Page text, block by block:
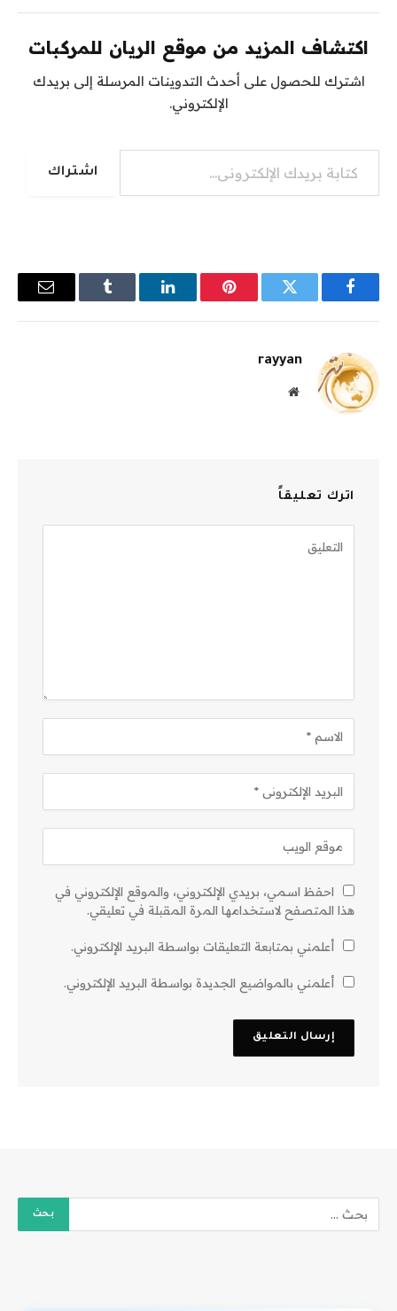
اكتشاف المزيد من موقع الريان للمركبات
اشترك للحصول على أحدث التدوينات المرسلة إلى بريدك
الإلكتروني.
كتابة بريدك الإلكتروني...
اشتراك
فيسبوك تويتر بينتيريستلينكدإن Tumblr
البريد
rayyan
موقع
اترك تعليقاً
احفظ اسمي، بريدي الإلكتروني، والموقع الإلكتروني في
هذا المتصفح لاستخدامها المرة المقبلة في تعليقي.
أعلمني بمتابعة التعليقات بواسطة البريد الإلكتروني.
أعلمني بالمواضيع الجديدة بواسطة البريد الإلكتروني.